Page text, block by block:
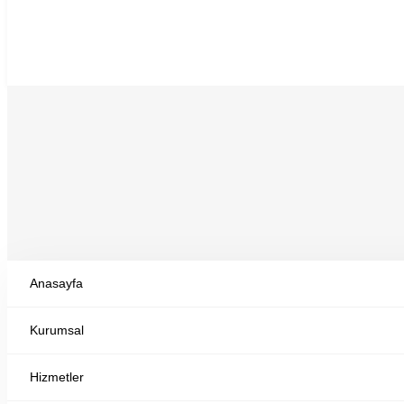
Anasayfa
Kurumsal
Hizmetler
idealkoc-